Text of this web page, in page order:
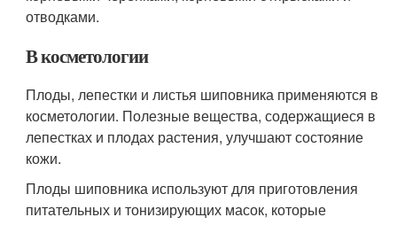
отводками.
В косметологии
Плоды, лепестки и листья шиповника применяются в
косметологии. Полезные вещества, содержащиеся в
лепестках и плодах растения, улучшают состояние
кожи.
Плоды шиповника используют для приготовления
питательных и тонизирующих масок, которые